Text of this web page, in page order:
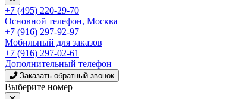
+7 (495) 220-29-70
Основной телефон, Москва
+7 (916) 297-92-97
Мобильный для заказов
+7 (916) 297-02-61
Дополнительный телефон
Заказать обратный звонок
Выберите номер